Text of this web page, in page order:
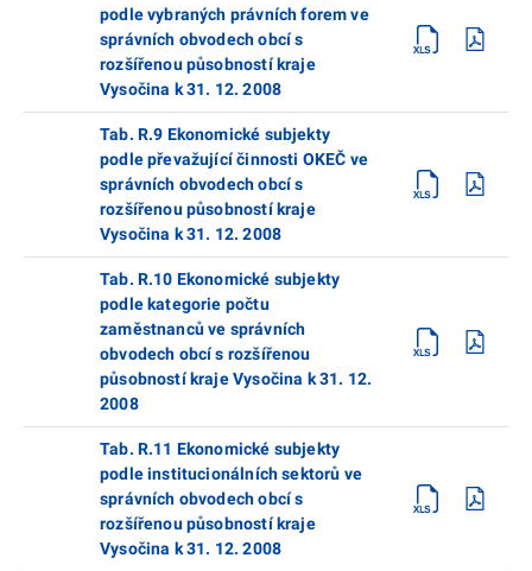
podle vybraných právních forem ve
správních obvodech obcí s
rozšířenou působností kraje
Vysočina k 31. 12. 2008
Tab. R.9 Ekonomické subjekty
podle převažující činnosti OKEČ ve
správních obvodech obcí s
rozšířenou působností kraje
Vysočina k 31. 12. 2008
Tab. R.10 Ekonomické subjekty
podle kategorie počtu
zaměstnanců ve správních
obvodech obcí s rozšířenou
působností kraje Vysočina k 31. 12.
2008
Tab. R.11 Ekonomické subjekty
podle institucionálních sektorů ve
správních obvodech obcí s
rozšířenou působností kraje
Vysočina k 31. 12. 2008